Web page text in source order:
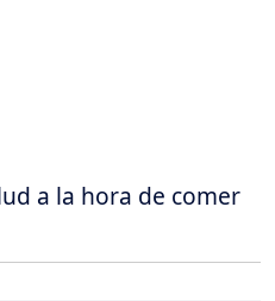
a la hora de comer